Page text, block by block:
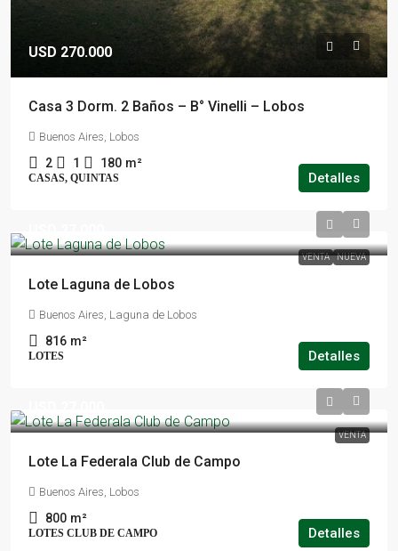
USD 270.000
Casa 3 Dorm. 2 Baños – B° Vinelli – Lobos
Buenos Aires, Lobos
2 1 180 m²
CASAS, QUINTAS Detalles
VENTA NUEVA
Lote Laguna de Lobos
Buenos Aires, Laguna de Lobos
816 m²
LOTES Detalles
VENTA
Lote La Federala Club de Campo
Buenos Aires, Lobos
800 m²
LOTES CLUB DE CAMPO Detalles